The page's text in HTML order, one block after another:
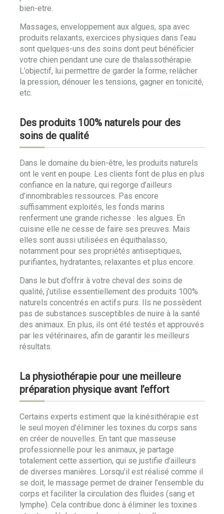
bien-etre.
Massages, enveloppement aux algues, spa avec
produits relaxants, exercices physiques dans l’eau
sont quelques-uns des soins dont peut bénéficier
votre chien pendant une cure de thalassothérapie.
L’objectif, lui permettre de garder la forme, relâcher
la pression, dénouer les tensions, gagner en tonicité,
etc.
Des produits 100% naturels pour des
soins de qualité
Dans le domaine du bien-être, les produits naturels
ont le vent en poupe. Les clients font de plus en plus
confiance en la nature, qui regorge d’ailleurs
d’innombrables ressources. Pas encore
suffisamment exploités, les fonds marins
renferment une grande richesse : les algues. En
cuisine elle ne cesse de faire ses preuves. Mais
elles sont aussi utilisées en équithalasso,
notamment pour ses propriétés antiseptiques,
purifiantes, hydratantes, relaxantes et plus encore.
Dans le but d’offrir à votre cheval des soins de
qualité, j’utilise essentiellement des produits 100%
naturels concentrés en actifs purs. Ils ne possèdent
pas de substances susceptibles de nuire à la santé
des animaux. En plus, ils ont été testés et approuvés
par les vétérinaires, afin de garantir les meilleurs
résultats.
La physiothérapie pour une meilleure
préparation physique avant l’effort
Certains experts estiment que la kinésithérapie est
le seul moyen d’éliminer les toxines du corps sans
en créer de nouvelles. En tant que masseuse
professionnelle pour les animaux, je partage
totalement cette assertion, qui se justifie d’ailleurs
de diverses manières. Lorsqu’il est réalisé comme il
se doit, le massage permet de drainer l’ensemble du
corps et faciliter la circulation des fluides (sang et
lymphe). Cela contribue donc à éliminer les toxines